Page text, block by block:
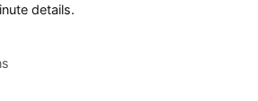
details.